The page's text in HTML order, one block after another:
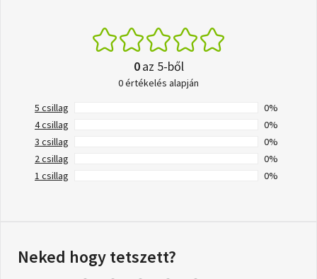
0az 5-ből
0 értékelés alapján
5 csillag
0%
4 csillag
0%
3 csillag
0%
2 csillag
0%
1 csillag
0%
Neked hogy tetszett?